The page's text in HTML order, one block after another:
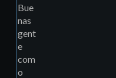
Bue
nas
gent
e
com
o